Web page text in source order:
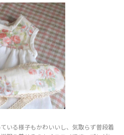
いる様子もかわいいし、気取らず普段着